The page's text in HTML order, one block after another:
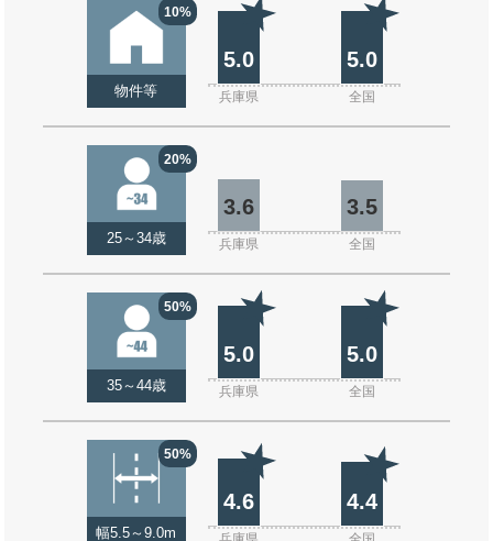
10%
物件等
5.0 5.0
兵庫県 全国
20%
25～34歳
3.6 3.5
兵庫県 全国
50%
35～44歳
5.0 5.0
兵庫県 全国
50%
幅5.5～9.0m
4.6 4.4